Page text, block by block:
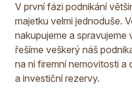
V první fázi podnikání
majetku velmi jednoduše.
nakupujeme a spravujeme
řešíme veškerý náš
na ni firemní nemovitosti a
a investiční rezervy.